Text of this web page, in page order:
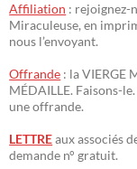
Affiliation : rejoignez-
Miraculeuse, en
nous l’envoyant.
Offrande : la VIERGE
MÉDAILLE. Faisons-
une offrande.
LETTREaux associés
demande n° gratuit.